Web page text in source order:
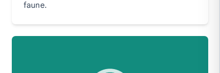
faune.